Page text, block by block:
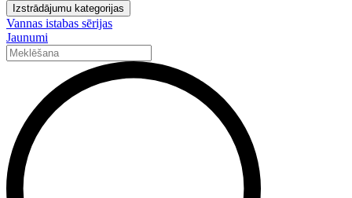
Izstrādājumu kategorijas
Vannas istabas sērijas
Jaunumi